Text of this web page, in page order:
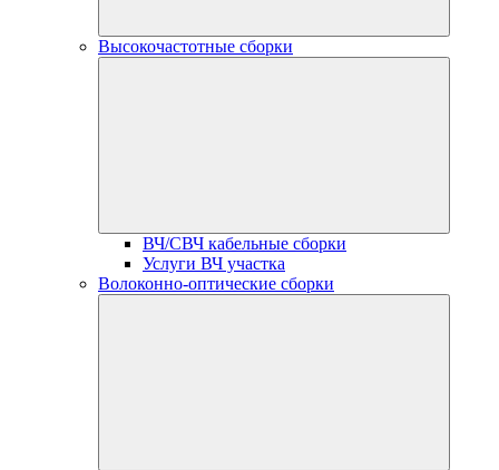
Высокочастотные сборки
ВЧ/СВЧ кабельные сборки
Услуги ВЧ участка
Волоконно-оптические сборки